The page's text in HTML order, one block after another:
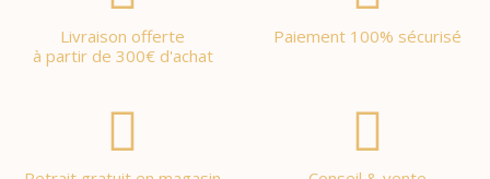
Livraison offerte
à partir de 300€ d'achat
Paiement 100% sécurisé